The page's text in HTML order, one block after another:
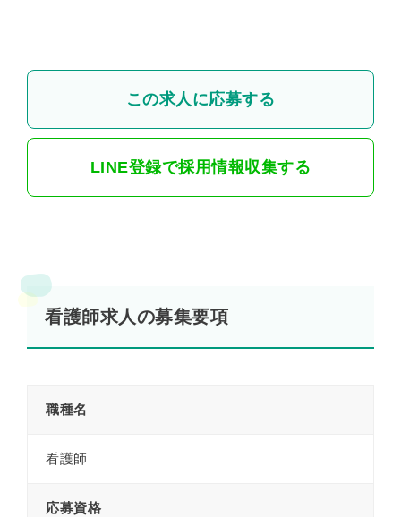
この求人に応募する
LINE登録で採用情報収集する
看護師求人の募集要項
職種名
看護師
応募資格